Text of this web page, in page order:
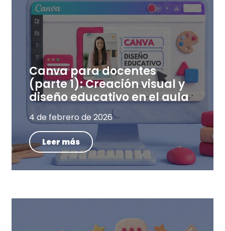
Canva para docentes
(parte 1): Creación visual y
diseño educativo en el aula
4 de febrero de 2026
Leer más